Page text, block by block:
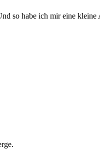
so habe ich mir eine